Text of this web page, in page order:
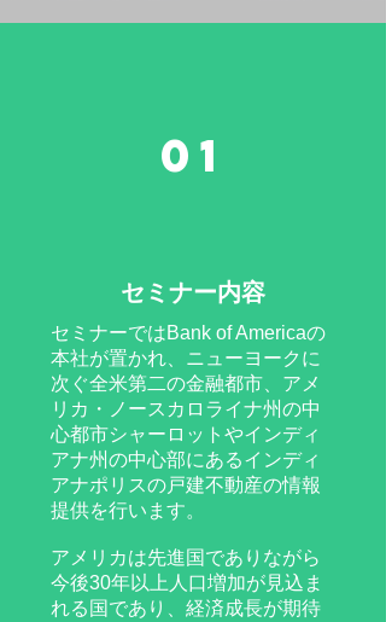
01
セミナー内容
セミナーではBank of Americaの
本社が置かれ、ニューヨークに
次ぐ全米第二の金融都市、アメ
リカ・ノースカロライナ州の中
心都市シャーロットやインディ
アナ州の中心部にあるインディ
アナポリスの戸建不動産の情報
提供を行います。
アメリカは先進国でありながら
今後30年以上人口増加が見込ま
れる国であり、経済成長が期待